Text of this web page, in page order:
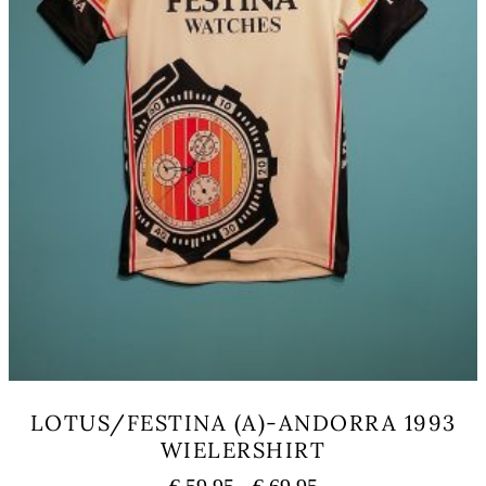
LOTUS/FESTINA (A)-ANDORRA 1993
WIELERSHIRT